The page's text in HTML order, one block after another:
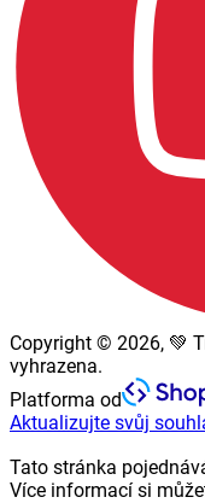
Copyright © 2026, 💚
vyhrazena.
Platforma od
Aktualizujte svůj
Tato stránka
Více informací si